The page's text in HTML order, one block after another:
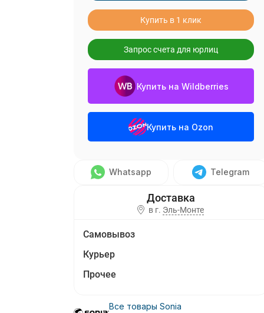
Купить в 1 клик
Запрос счета для юрлиц
Купить на Wildberries
Купить на Ozon
Whatsapp Telegram
в г. Эль-Монте
Самовывоз
Курьер
Прочее
Все товары Sonia